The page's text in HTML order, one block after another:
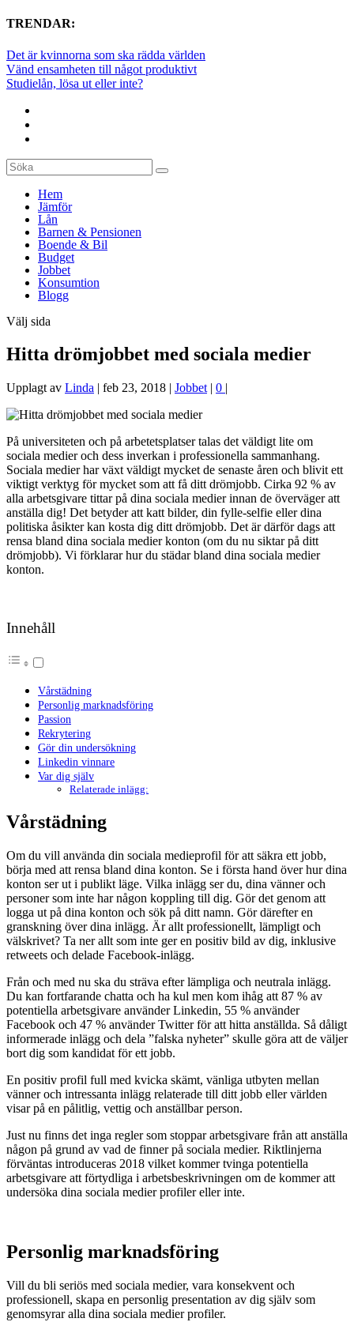
TRENDAR:
Det är kvinnorna som ska rädda världen
Vänd ensamheten till något produktivt
Studielån, lösa ut eller inte?
Hem
Jämför
Lån
Barnen & Pensionen
Boende & Bil
Budget
Jobbet
Konsumtion
Blogg
Välj sida
Hitta drömjobbet med sociala medier
Upplagt av Linda | feb 23, 2018 | Jobbet | 0 |
På universiteten och på arbetetsplatser talas det väldigt lite om
sociala medier och dess inverkan i professionella sammanhang.
Sociala medier har växt väldigt mycket de senaste åren och blivit ett
viktigt verktyg för mycket som att få ditt drömjobb. Cirka 92 % av
alla arbetsgivare tittar på dina sociala medier innan de överväger att
anställa dig! Det betyder att katt bilder, din fylle-selfie eller dina
politiska åsikter kan kosta dig ditt drömjobb. Det är därför dags att
rensa bland dina sociala medier konton (om du nu siktar på ditt
drömjobb). Vi förklarar hur du städar bland dina sociala medier
konton.
Innehåll
Vårstädning
Personlig marknadsföring
Passion
Rekrytering
Gör din undersökning
Linkedin vinnare
Var dig själv
Relaterade inlägg:
Vårstädning
Om du vill använda din sociala medieprofil för att säkra ett jobb,
börja med att rensa bland dina konton. Se i första hand över hur dina
konton ser ut i publikt läge. Vilka inlägg ser du, dina vänner och
personer som inte har någon koppling till dig. Gör det genom att
logga ut på dina konton och sök på ditt namn. Gör därefter en
granskning över dina inlägg. Är allt professionellt, lämpligt och
välskrivet? Ta ner allt som inte ger en positiv bild av dig, inklusive
retweets och delade Facebook-inlägg.
Från och med nu ska du sträva efter lämpliga och neutrala inlägg.
Du kan fortfarande chatta och ha kul men kom ihåg att 87 % av
potentiella arbetsgivare använder Linkedin, 55 % använder
Facebook och 47 % använder Twitter för att hitta anställda. Så dåligt
informerade inlägg och dela ”falska nyheter” skulle göra att de väljer
bort dig som kandidat för ett jobb.
En positiv profil full med kvicka skämt, vänliga utbyten mellan
vänner och intressanta inlägg relaterade till ditt jobb eller världen
visar på en pålitlig, vettig och anställbar person.
Just nu finns det inga regler som stoppar arbetsgivare från att anställa
någon på grund av vad de finner på sociala medier. Riktlinjerna
förväntas introduceras 2018 vilket kommer tvinga potentiella
arbetsgivare att förtydliga i arbetsbeskrivningen om de kommer att
undersöka dina sociala medier profiler eller inte.
Personlig marknadsföring
Vill du bli seriös med sociala medier, vara konsekvent och
professionell, skapa en personlig presentation av dig själv som
genomsyrar alla dina sociala medier profiler.